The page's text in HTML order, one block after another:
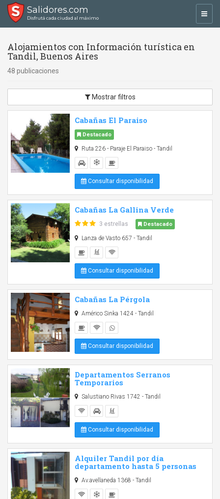
Salidores.com
Disfrutá cada ciudad al máximo
Alojamientos con Información turística en
Tandil, Buenos Aires
48 publicaciones
Mostrar filtros
Cabañas El Paraiso
Destacado
Ruta 226 - Paraje El Paraiso - Tandil
Consultar disponibilidad
Cabañas La Gallina Verde
3 estrellas Destacado
Lanza de Vasto 657 - Tandil
Consultar disponibilidad
Cabañas La Pérgola
Américo Sinka 1424 - Tandil
Consultar disponibilidad
Departamentos Serranos
Temporarios
Salustiano Rivas 1742 - Tandil
Consultar disponibilidad
Alquiler Tandil por día
departamento hasta 5 personas
Av.avellaneda 1368 - Tandil